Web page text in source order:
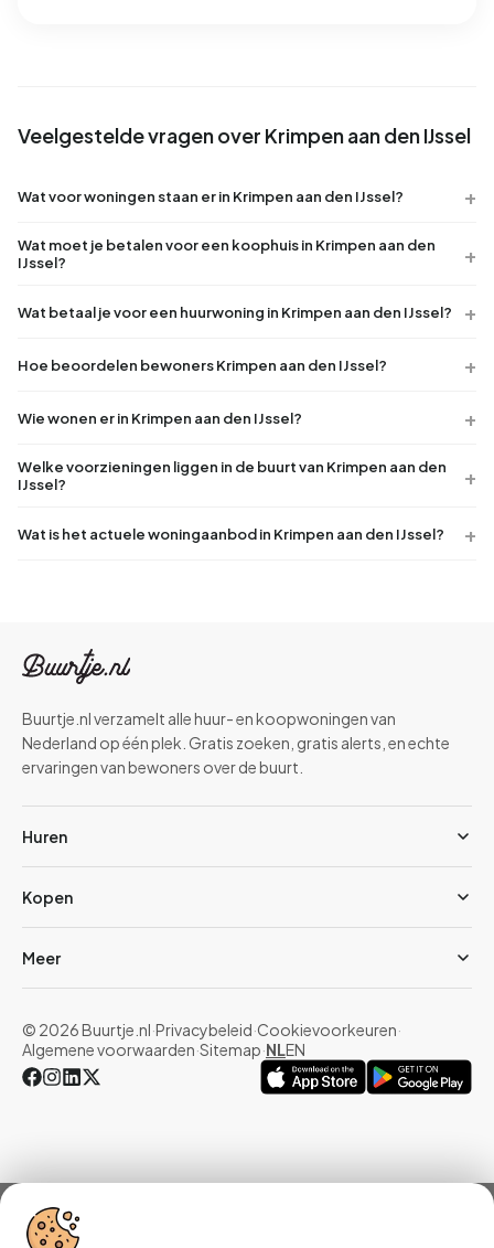
Veelgestelde vragen over Krimpen aan den IJssel
Wat voor woningen staan er in Krimpen aan den IJssel?
Wat moet je betalen voor een koophuis in Krimpen aan den
IJssel?
Wat betaal je voor een huurwoning in Krimpen aan den IJssel?
Hoe beoordelen bewoners Krimpen aan den IJssel?
Wie wonen er in Krimpen aan den IJssel?
Welke voorzieningen liggen in de buurt van Krimpen aan den
IJssel?
Wat is het actuele woningaanbod in Krimpen aan den IJssel?
Overzicht
Buurtje.nl verzamelt alle huur- en koopwoningen van
Nederland op één plek. Gratis zoeken, gratis alerts, en echte
ervaringen van bewoners over de buurt.
Huren
Kopen
Meer
© 2026 Buurtje.nl·Privacybeleid·Cookievoorkeuren·
Algemene voorwaarden·Sitemap·NLEN